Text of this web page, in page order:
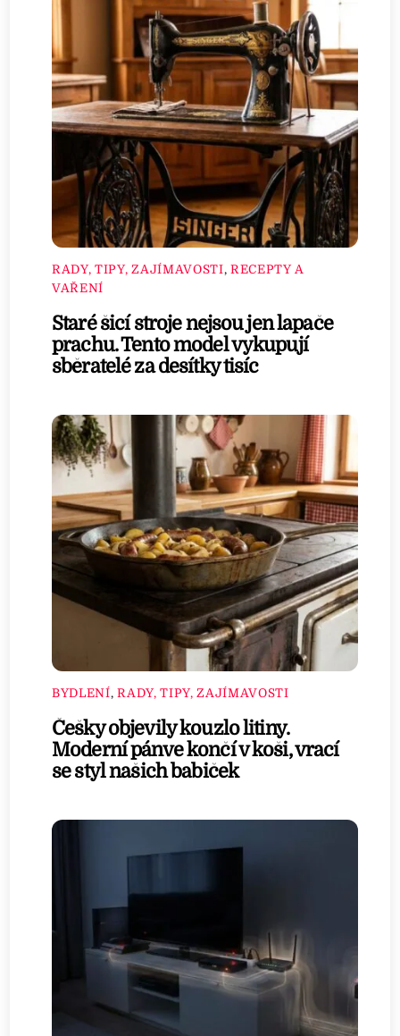
RADY, TIPY, ZAJÍMAVOSTI, RECEPTY A
VAŘENÍ
Staré šicí stroje nejsou jen lapače
prachu. Tento model vykupují
sběratelé za desítky tisíc
BYDLENÍ,RADY, TIPY, ZAJÍMAVOSTI
Češky objevily kouzlo litiny.
Moderní pánve končí v koši, vrací
se styl našich babiček